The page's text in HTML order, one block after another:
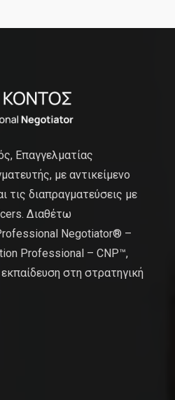
Επαγγελματίας
με αντικείμενο
τις διαπραγματεύσεις με
Διαθέτω
Negotiator® –
Professional – CNP™,
στη στρατηγική